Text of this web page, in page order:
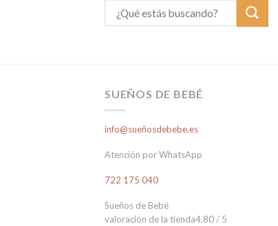
SUEÑOS DE BEBÉ
info@sueñosdebebe.es
Atención por WhatsApp
722 175 040
Sueños de Bebé
valoración de la tienda4.80 / 5